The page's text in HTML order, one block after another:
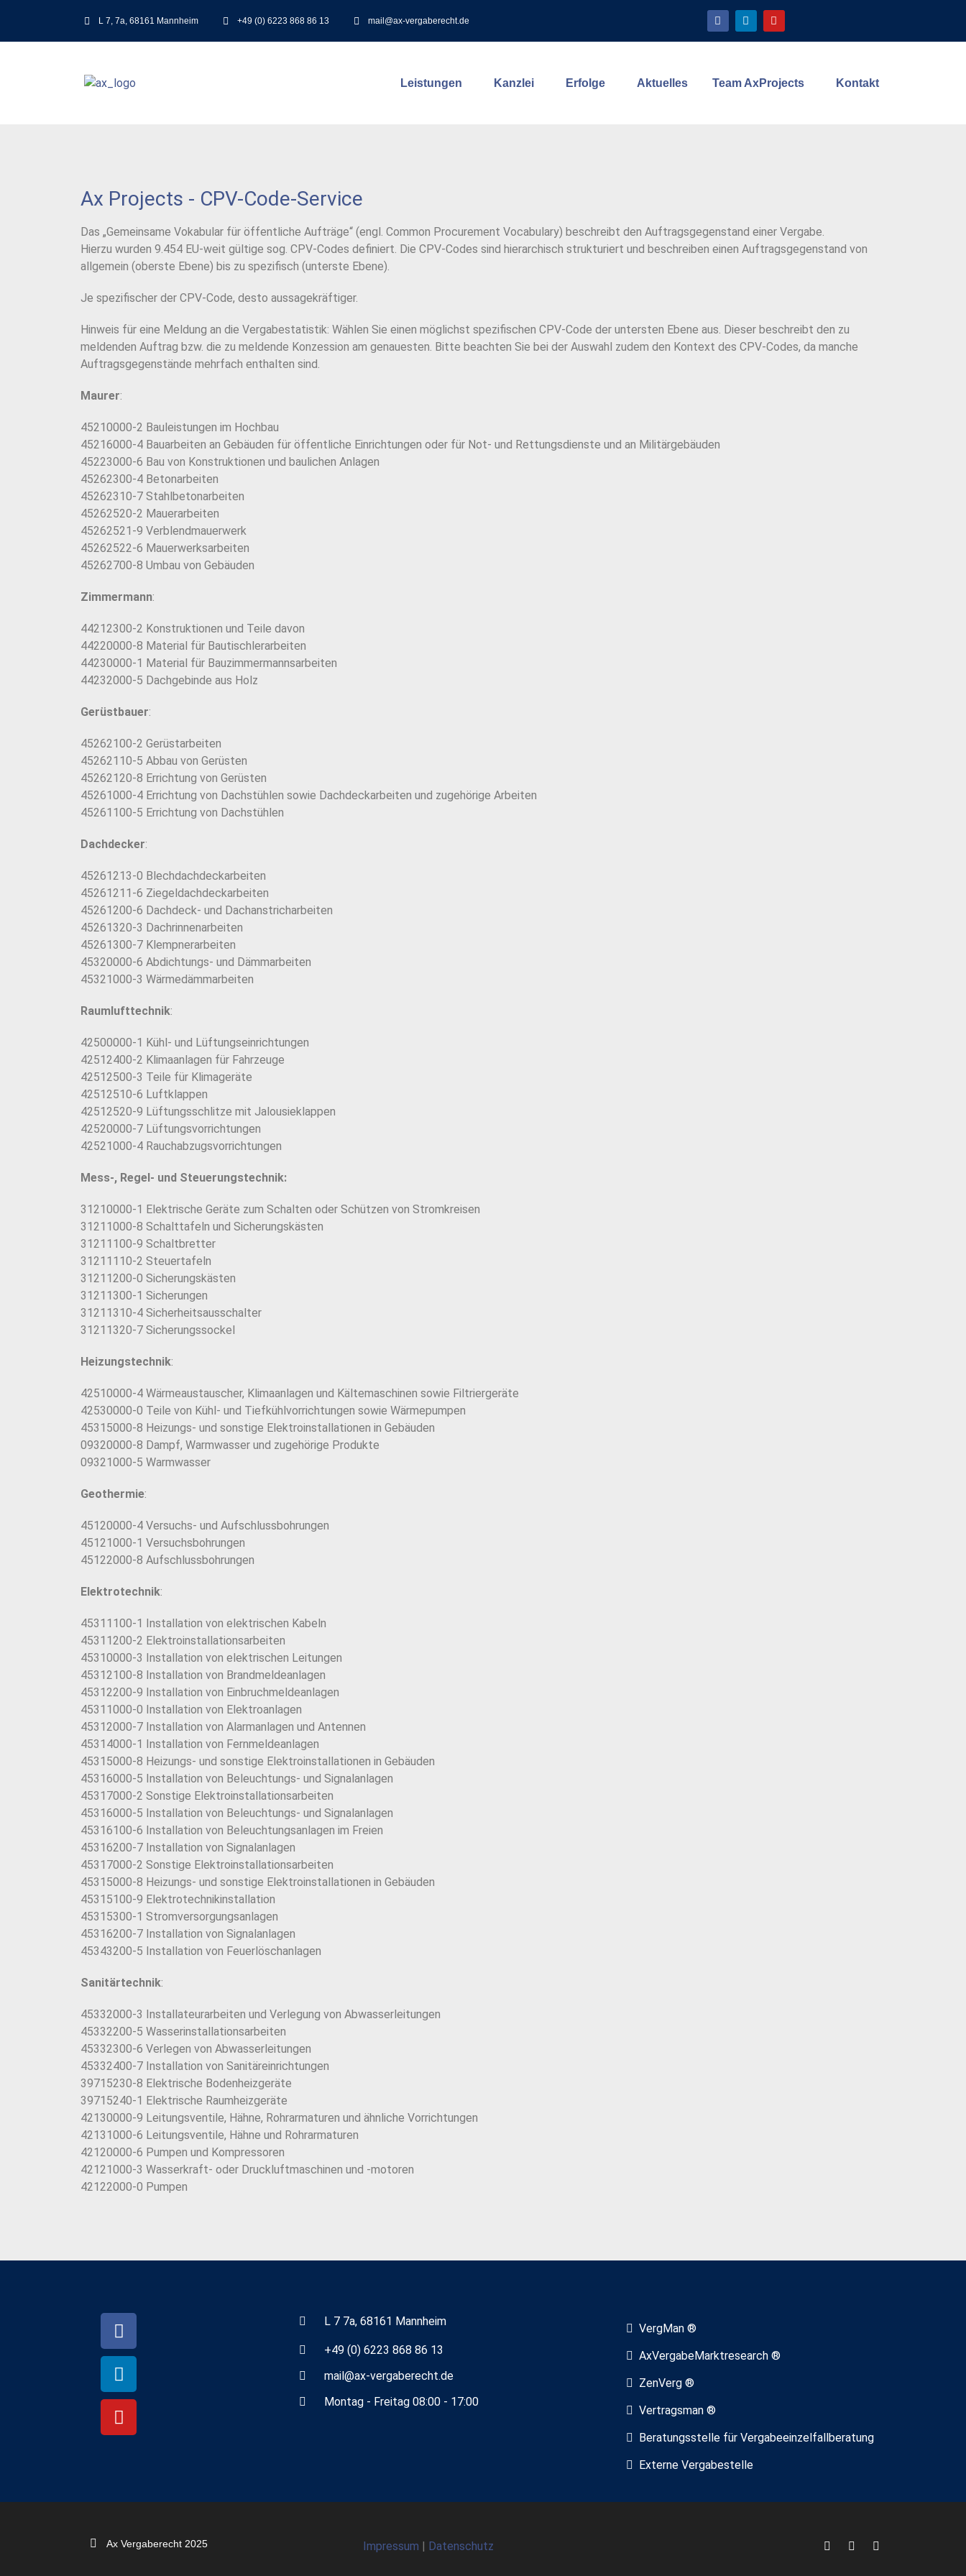
L 7, 7a, 68161 Mannheim +49 (0) 6223 868 86 13 mail@ax-vergaberecht.de
Leistungen Kanzlei Erfolge Aktuelles Team AxProjects Kontakt
Ax Projects - CPV-Code-Service
Das „Gemeinsame Vokabular für öffentliche Aufträge“ (engl. Common Procurement Vocabulary) beschreibt den Auftragsgegenstand einer Vergabe.
Hierzu wurden 9.454 EU-weit gültige sog. CPV-Codes definiert. Die CPV-Codes sind hierarchisch strukturiert und beschreiben einen Auftragsgegenstand von
allgemein (oberste Ebene) bis zu spezifisch (unterste Ebene).
Je spezifischer der CPV-Code, desto aussagekräftiger.
Hinweis für eine Meldung an die Vergabestatistik: Wählen Sie einen möglichst spezifischen CPV-Code der untersten Ebene aus. Dieser beschreibt den zu
meldenden Auftrag bzw. die zu meldende Konzession am genauesten. Bitte beachten Sie bei der Auswahl zudem den Kontext des CPV-Codes, da manche
Auftragsgegenstände mehrfach enthalten sind.
Maurer:
45210000-2 Bauleistungen im Hochbau
45216000-4 Bauarbeiten an Gebäuden für öffentliche Einrichtungen oder für Not- und Rettungsdienste und an Militärgebäuden
45223000-6 Bau von Konstruktionen und baulichen Anlagen
45262300-4 Betonarbeiten
45262310-7 Stahlbetonarbeiten
45262520-2 Mauerarbeiten
45262521-9 Verblendmauerwerk
45262522-6 Mauerwerksarbeiten
45262700-8 Umbau von Gebäuden
Zimmermann:
44212300-2 Konstruktionen und Teile davon
44220000-8 Material für Bautischlerarbeiten
44230000-1 Material für Bauzimmermannsarbeiten
44232000-5 Dachgebinde aus Holz
Gerüstbauer:
45262100-2 Gerüstarbeiten
45262110-5 Abbau von Gerüsten
45262120-8 Errichtung von Gerüsten
45261000-4 Errichtung von Dachstühlen sowie Dachdeckarbeiten und zugehörige Arbeiten
45261100-5 Errichtung von Dachstühlen
Dachdecker:
45261213-0 Blechdachdeckarbeiten
45261211-6 Ziegeldachdeckarbeiten
45261200-6 Dachdeck- und Dachanstricharbeiten
45261320-3 Dachrinnenarbeiten
45261300-7 Klempnerarbeiten
45320000-6 Abdichtungs- und Dämmarbeiten
45321000-3 Wärmedämmarbeiten
Raumlufttechnik:
42500000-1 Kühl- und Lüftungseinrichtungen
42512400-2 Klimaanlagen für Fahrzeuge
42512500-3 Teile für Klimageräte
42512510-6 Luftklappen
42512520-9 Lüftungsschlitze mit Jalousieklappen
42520000-7 Lüftungsvorrichtungen
42521000-4 Rauchabzugsvorrichtungen
Mess-, Regel- und Steuerungstechnik:
31210000-1 Elektrische Geräte zum Schalten oder Schützen von Stromkreisen
31211000-8 Schalttafeln und Sicherungskästen
31211100-9 Schaltbretter
31211110-2 Steuertafeln
31211200-0 Sicherungskästen
31211300-1 Sicherungen
31211310-4 Sicherheitsausschalter
31211320-7 Sicherungssockel
Heizungstechnik:
42510000-4 Wärmeaustauscher, Klimaanlagen und Kältemaschinen sowie Filtriergeräte
42530000-0 Teile von Kühl- und Tiefkühlvorrichtungen sowie Wärmepumpen
45315000-8 Heizungs- und sonstige Elektroinstallationen in Gebäuden
09320000-8 Dampf, Warmwasser und zugehörige Produkte
09321000-5 Warmwasser
Geothermie:
45120000-4 Versuchs- und Aufschlussbohrungen
45121000-1 Versuchsbohrungen
45122000-8 Aufschlussbohrungen
Elektrotechnik:
45311100-1 Installation von elektrischen Kabeln
45311200-2 Elektroinstallationsarbeiten
45310000-3 Installation von elektrischen Leitungen
45312100-8 Installation von Brandmeldeanlagen
45312200-9 Installation von Einbruchmeldeanlagen
45311000-0 Installation von Elektroanlagen
45312000-7 Installation von Alarmanlagen und Antennen
45314000-1 Installation von Fernmeldeanlagen
45315000-8 Heizungs- und sonstige Elektroinstallationen in Gebäuden
45316000-5 Installation von Beleuchtungs- und Signalanlagen
45317000-2 Sonstige Elektroinstallationsarbeiten
45316000-5 Installation von Beleuchtungs- und Signalanlagen
45316100-6 Installation von Beleuchtungsanlagen im Freien
45316200-7 Installation von Signalanlagen
45317000-2 Sonstige Elektroinstallationsarbeiten
45315000-8 Heizungs- und sonstige Elektroinstallationen in Gebäuden
45315100-9 Elektrotechnikinstallation
45315300-1 Stromversorgungsanlagen
45316200-7 Installation von Signalanlagen
45343200-5 Installation von Feuerlöschanlagen
Sanitärtechnik:
45332000-3 Installateurarbeiten und Verlegung von Abwasserleitungen
45332200-5 Wasserinstallationsarbeiten
45332300-6 Verlegen von Abwasserleitungen
45332400-7 Installation von Sanitäreinrichtungen
39715230-8 Elektrische Bodenheizgeräte
39715240-1 Elektrische Raumheizgeräte
42130000-9 Leitungsventile, Hähne, Rohrarmaturen und ähnliche Vorrichtungen
42131000-6 Leitungsventile, Hähne und Rohrarmaturen
42120000-6 Pumpen und Kompressoren
42121000-3 Wasserkraft- oder Druckluftmaschinen und -motoren
42122000-0 Pumpen
L 7 7a, 68161 Mannheim
+49 (0) 6223 868 86 13
mail@ax-vergaberecht.de
Montag - Freitag 08:00 - 17:00
VergMan ®
AxVergabeMarktresearch ®
ZenVerg ®
Vertragsman ®
Beratungsstelle für Vergabeeinzelfallberatung
Externe Vergabestelle
Ax Vergaberecht 2025 Impressum | Datenschutz